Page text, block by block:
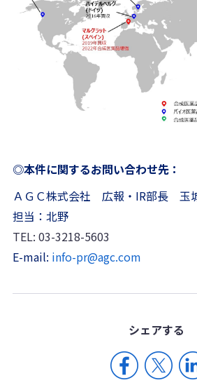
◎本件に関するお問い合わせ先：
ＡＧＣ株式会社 広報・IR部長
担当：北野
TEL: 03-3218-5603
E-mail: info-pr@agc.com
シェアする